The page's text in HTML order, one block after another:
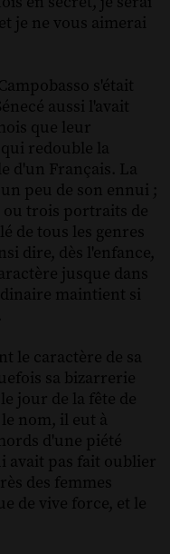
je ne vous aimerai
s'était
aussi l'avait
que leur
redouble la
d'un Français. La
peu de son ennui ;
ou trois portraits de
de tous les genres
dire, dès l'enfance,
jusque dans
maintient si
le caractère de sa
sa bizarrerie
jour de la fête de
nom, il eut à
d'une piété
avait pas fait oublier
des femmes
de vive force, et le